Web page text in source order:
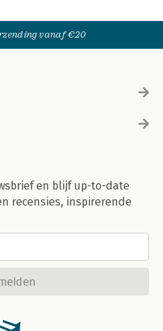
vanaf €20
en blijf up-to-date
recensies, inspirerende